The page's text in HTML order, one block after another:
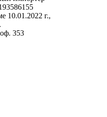
10.01.2022 г.,
353